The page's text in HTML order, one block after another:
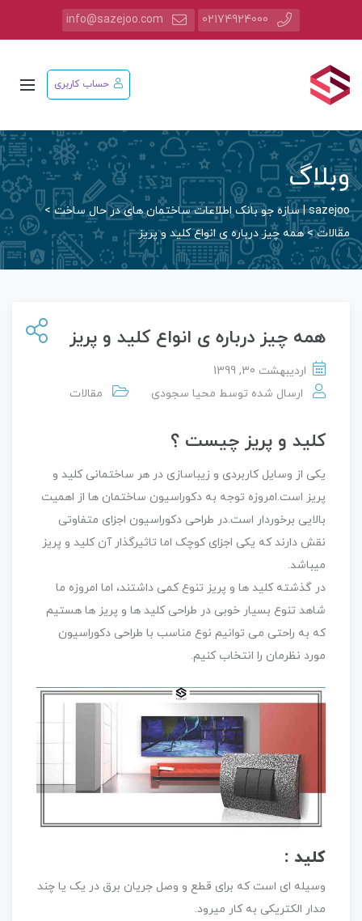
02174924000
info@sazejoo.com
حساب کاربری
وبلاگ
sazejoo | سازه جو بانک اطلاعات ساختمان های در حال ساخت
>
مقالات>همه چیز درباره ی انواع کلید و پریز
همه چیز درباره ی انواع کلید و پریز
اردیبهشت 30, 1399
ارسال شده توسط محیا سجودی مقالات
کلید و پریز چیست ؟
یکی از وسایل کاربردی و زیباسازی در هر ساختمانی کلید و
پریز است.امروزه توجه به دکوراسیون ساختمان ها از اهمیت
بالایی برخوردار است.در طراحی دکوراسیون اجزای متفاوتی
نقش دارند که یکی اجزای کوچک اما تاثیرگذار آن کلید و پریز
میباشد.
در گذشته کلید ها و پریز تنوع کمی داشتند، اما امروزه ما
شاهد تنوع بسیار خوبی در طراحی کلید ها و پریز ها هستیم
که به راحتی می توانیم نوع مناسب با طراحی دکوراسیون
مورد نظرمان را انتخاب کنیم.
کلید :
وسیله ای است که برای قطع و وصل جریان برق در یک یا چند
مدار الکتریکی به کار میرود.